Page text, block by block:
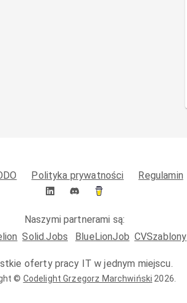
Polityka prywatności Regulamin
Naszymi partnerami są:
Solid.Jobs BlueLionJob CVSzablony
oferty pracy IT w jednym miejscu.
© Codelight Grzegorz Marchwiński 2026